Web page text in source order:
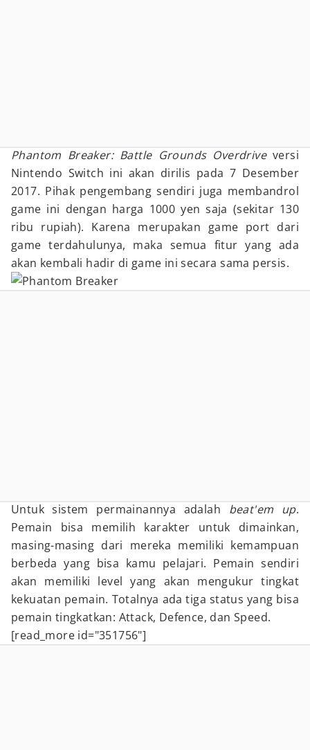
Phantom Breaker: Battle Grounds Overdriveversi
Nintendo Switch ini akan dirilis pada 7 Desember
2017. Pihak pengembang sendiri juga membandrol
game ini dengan harga 1000 yen saja (sekitar 130
ribu rupiah). Karena merupakan game port dari
game terdahulunya, maka semua fitur yang ada
akan kembali hadir di game ini secara sama persis.
Untuk sistem permainannya adalah beat'em up.
Pemain bisa memilih karakter untuk dimainkan,
masing-masing dari mereka memiliki kemampuan
berbeda yang bisa kamu pelajari. Pemain sendiri
akan memiliki level yang akan mengukur tingkat
kekuatan pemain. Totalnya ada tiga status yang bisa
pemain tingkatkan: Attack, Defence, dan Speed.
[read_more id="351756"]